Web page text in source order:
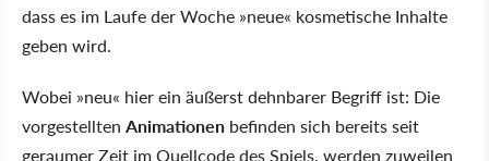
dass es im Laufe der Woche »neue« kosmetische Inhalte
geben wird.
Wobei »neu« hier ein äußerst dehnbarer Begriff ist: Die
vorgestellten Animationen befinden sich bereits seit
geraumer Zeit im Quellcode des Spiels, werden zuweilen